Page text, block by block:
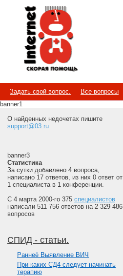
Internet
Скорая помощь
Задать свой вопрос. Все вопросы
banner1
О найденных недочетах пишите
support@03.ru.
banner3
Статистика
За сутки добавлено 4 вопроса,
написано 17 ответов, из них 0 ответ от
1 специалиста в 1 конференции.
С 4 марта 2000-го 375 специалистов
написали 511 756 ответов на 2 329 486
вопросов
СПИД - статьи.
Paннеё Выявление ВИЧ
При каких СД4 следует начинать
терапию